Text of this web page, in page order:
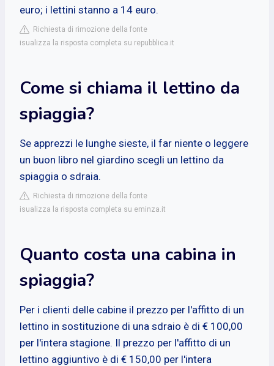
euro; i lettini stanno a 14 euro.
Richiesta di rimozione della fonte
isualizza la risposta completa su repubblica.it
Come si chiama il lettino da
spiaggia?
Se apprezzi le lunghe sieste, il far niente o leggere
un buon libro nel giardino scegli un lettino da
spiaggia o sdraia.
Richiesta di rimozione della fonte
isualizza la risposta completa su eminza.it
Quanto costa una cabina in
spiaggia?
Per i clienti delle cabine il prezzo per l'affitto di un
lettino in sostituzione di una sdraio è di € 100,00
per l'intera stagione. Il prezzo per l'affitto di un
lettino aggiuntivo è di € 150,00 per l'intera